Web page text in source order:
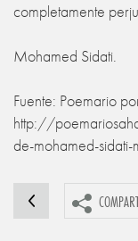
completamente
Mohamed Sidati.
Fuente: Poemario
http://
de-mohamed-sidati-